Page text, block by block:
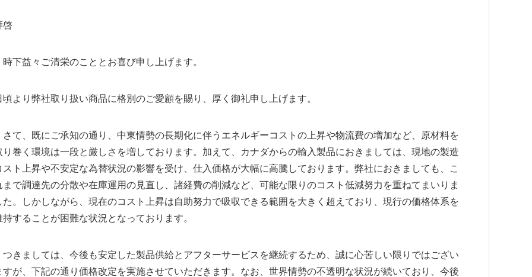
啓
下益々ご清栄のこととお喜び申し上げます。
頃より弊社取り扱い商品に格別のご愛顧を賜り、厚く御礼申し上げます。
て、既にご承知の通り、中東情勢の長期化に伴うエネルギーコストの上昇や物流費の増加など、原材料を
り巻く環境は一段と厳しさを増しております。加えて、カナダからの輸入製品におきましては、現地の製造
スト上昇や不安定な為替状況の影響を受け、仕入価格が大幅に高騰しております。弊社におきましても、こ
まで調達先の分散や在庫運用の見直し、諸経費の削減など、可能な限りのコスト低減努力を重ねてまいりま
た。しかしながら、現在のコスト上昇は自助努力で吸収できる範囲を大きく超えており、現行の価格体系を
持することが困難な状況となっております。
きましては、今後も安定した製品供給とアフターサービスを継続するため、誠に心苦しい限りではござい
すが、下記の通り価格改定を実施させていただきます。なお、世界情勢の不透明な状況が続いており、今後